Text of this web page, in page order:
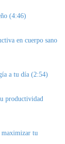
(4:46)
en cuerpo sano
a tu día (2:54)
productividad
maximizar tu